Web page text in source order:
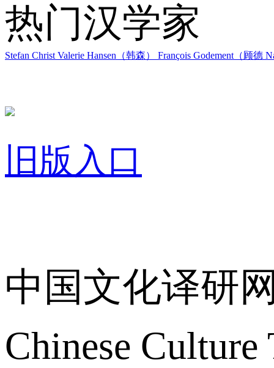
热门汉学家
Stefan Christ Valerie Hansen（韩森） François Godement（顾德
旧版入口
中国文化译研
Chinese